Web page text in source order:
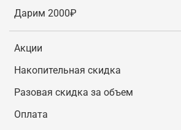
Дарим 2000₽
Акции
Накопительная скидка
Разовая скидка за объем
Оплата